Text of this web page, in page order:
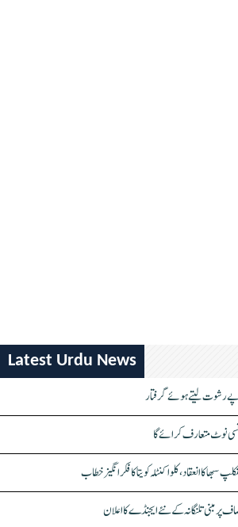
Latest Urdu News
نوٹ متعارف کرائے گا
کا انعقاد، کلواکنٹلہ کویتا کا فکر انگیز خطاب
پر مبنی تلنگانہ کے نئے ایجنڈے کا اعلان